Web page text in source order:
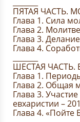
ПЯТАЯ ЧАСТЬ.
Глава 1. Сила
Глава 2.
Глава 3.
Глава 4.
ШЕСТАЯ
Глава 1.
Глава 2. Общая
Глава 3.
евхаристии – 201
Глава 4. «Пойте